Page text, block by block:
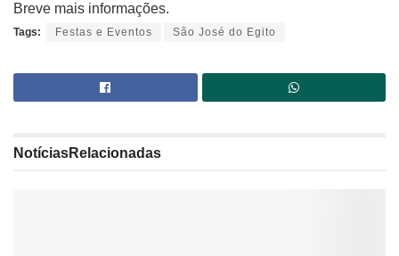
Breve mais informações.
Tags: Festas e Eventos São José do Egito
NotíciasRelacionadas